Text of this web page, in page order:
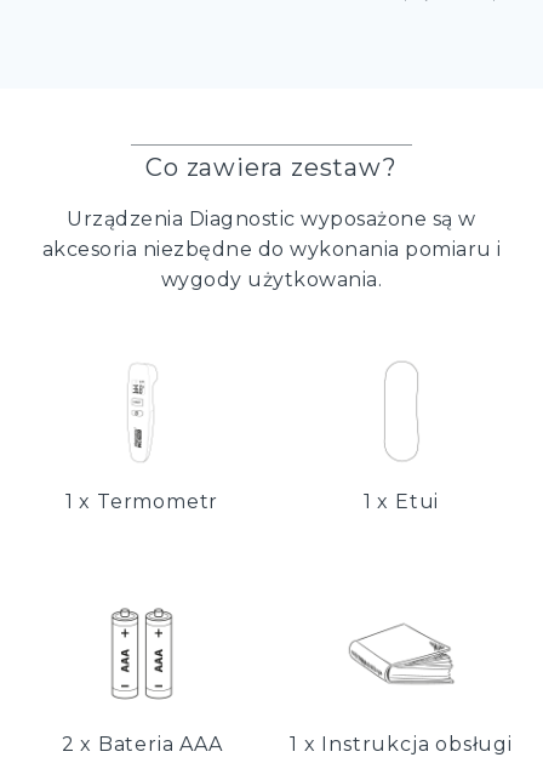
Co zawiera zestaw?
Urządzenia Diagnostic wyposażone są w
akcesoria niezbędne do wykonania pomiaru i
wygody użytkowania.
1 x Termometr 1 x Etui
2 x Bateria AAA 1 x Instrukcja obsługi